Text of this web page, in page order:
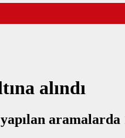
alındı